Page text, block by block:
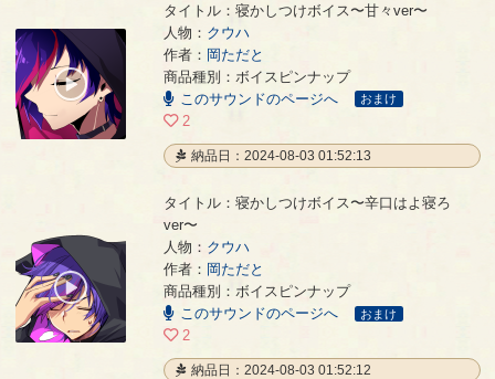
寝かしつけボイス〜甘々ver〜 - 岡ただと
タイトル：寝かしつけボイス〜甘々ver〜
人物： クウハ
作者： 岡ただと
商品種別：ボイスピンナップ
このサウンドのページへ
おまけ
2
納品日：2024-08-03 01:52:13
寝かしつけボイス〜辛口はよ寝ろver〜
00:00
00:33
タイトル：寝かしつけボイス〜辛口はよ寝ろ
ver〜
人物： クウハ
作者： 岡ただと
商品種別：ボイスピンナップ
このサウンドのページへ
おまけ
2
納品日：2024-08-03 01:52:12